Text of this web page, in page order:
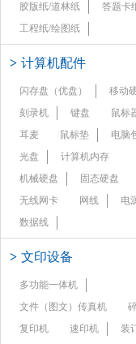
胶版纸/道林纸
答题卡
工程纸/绘图纸
> 计算机配件
闪存盘（优盘）
移动
刻录机
键盘
鼠标
耳麦
鼠标垫
电脑
光盘
计算机内存
机械硬盘
固态硬盘
无线网卡
网线
电
数据线
> 文印设备
多功能一体机
文件（图文）传真机
复印机
速印机
装